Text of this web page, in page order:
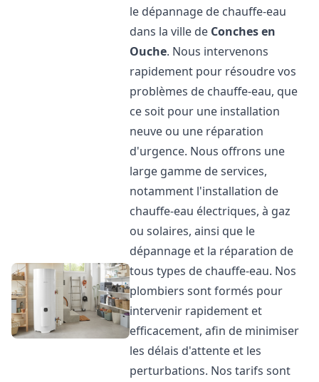
le dépannage de chauffe-eau
dans la ville de Conches en
Ouche. Nous intervenons
rapidement pour résoudre vos
problèmes de chauffe-eau, que
ce soit pour une installation
neuve ou une réparation
d'urgence. Nous offrons une
large gamme de services,
notamment l'installation de
chauffe-eau électriques, à gaz
ou solaires, ainsi que le
dépannage et la réparation de
tous types de chauffe-eau. Nos
plombiers sont formés pour
intervenir rapidement et
efficacement, afin de minimiser
les délais d'attente et les
perturbations. Nos tarifs sont